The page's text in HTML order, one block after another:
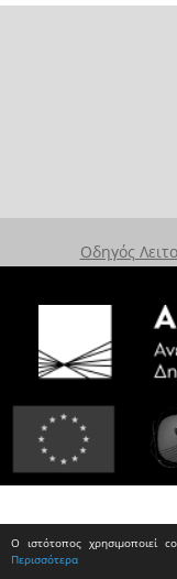
Ο ιστότοπος χρησιμοποιεί
Περισσότερα
Οδηγός